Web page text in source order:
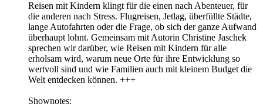
Reisen mit Kindern klingt für die einen nach Abenteuer, für
die anderen nach Stress. Flugreisen, Jetlag, überfüllte Städte,
lange Autofahrten oder die Frage, ob sich der ganze Aufwand
überhaupt lohnt. Gemeinsam mit Autorin Christine Jaschek
sprechen wir darüber, wie Reisen mit Kindern für alle
erholsam wird, warum neue Orte für ihre Entwicklung so
wertvoll sind und wie Familien auch mit kleinem Budget die
Welt entdecken können. +++
Shownotes: